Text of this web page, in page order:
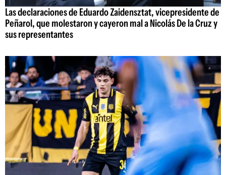
Las declaraciones de Eduardo Zaidensztat, vicepresidente de
Peñarol, que molestaron y cayeron mal a Nicolás De la Cruz y
sus representantes